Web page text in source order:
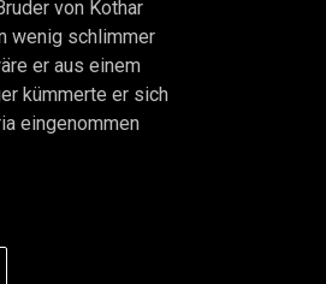
von Kothar
wenig schlimmer
er aus einem
kümmerte er sich
eingenommen